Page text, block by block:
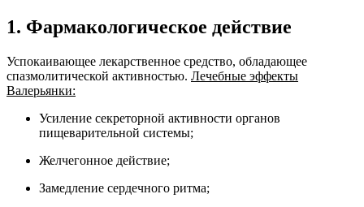
1. Фармакологическое действие
Успокаивающее лекарственное средство, обладающее
спазмолитической активностью. Лечебные эффекты
Валерьянки:
Усиление секреторной активности органов
пищеварительной системы;
Желчегонное действие;
Замедление сердечного ритма;